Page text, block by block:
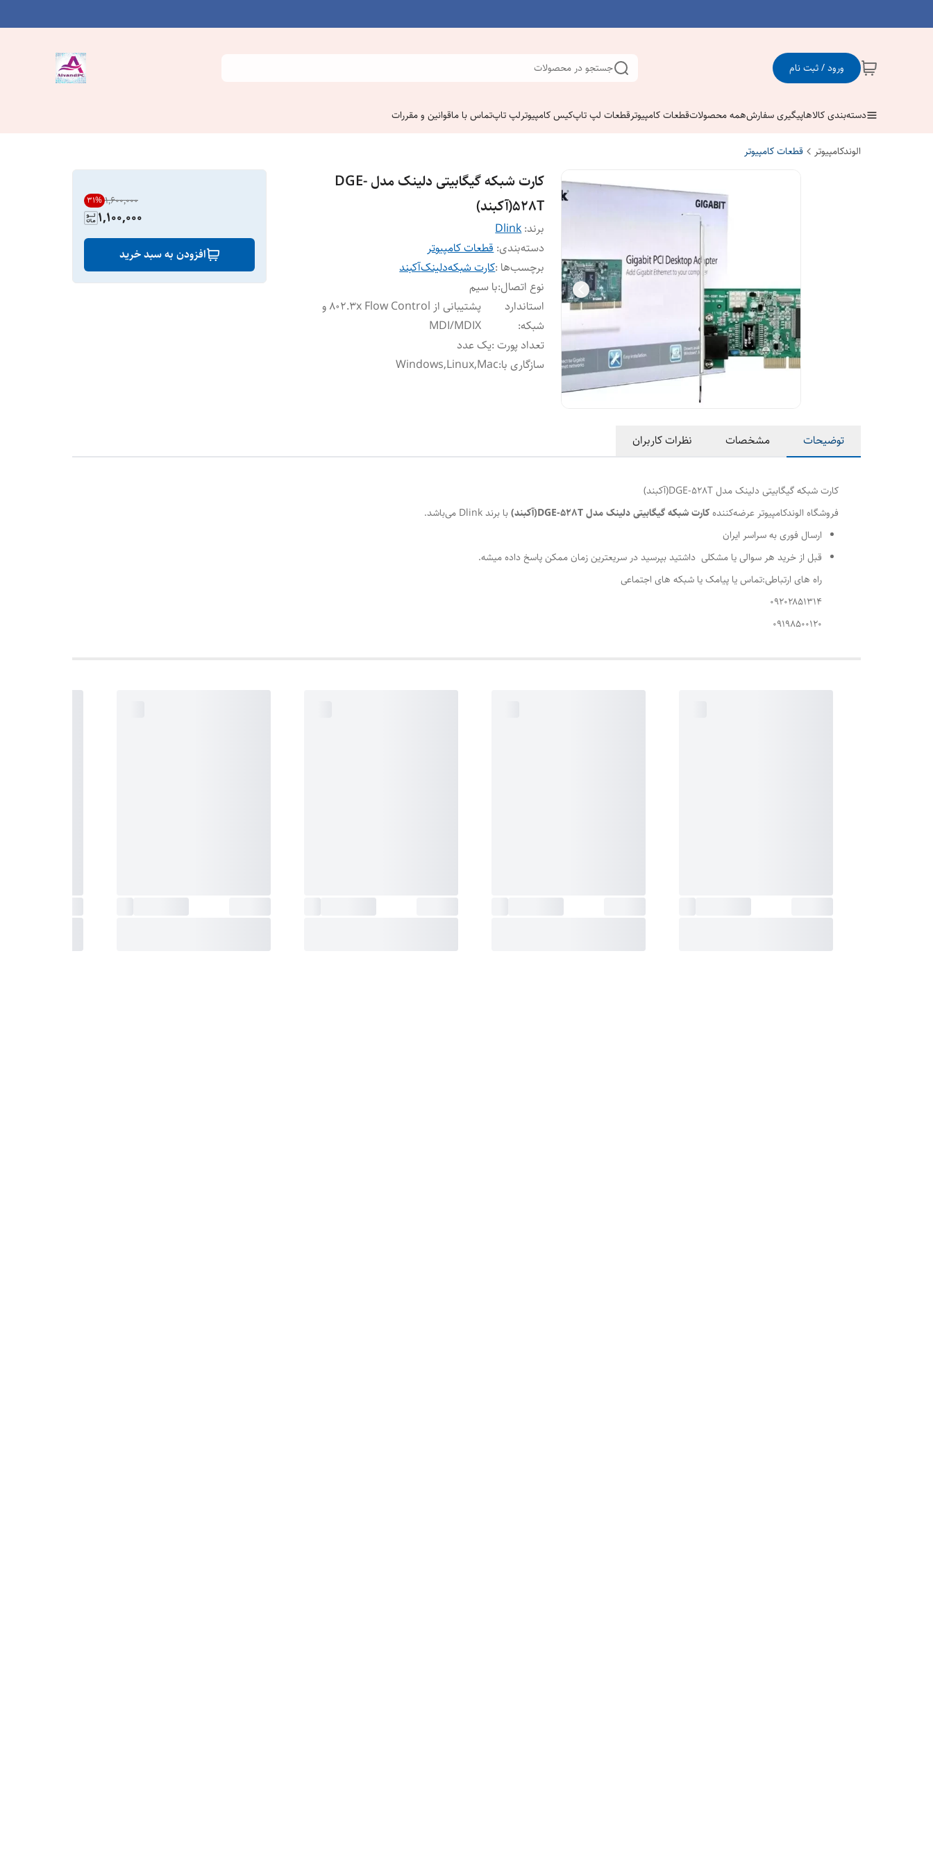
ورود / ثبت نام جستجو در محصولات
دسته‌بندی کالاهاپیگیری سفارشهمه محصولاتقطعات کامپیوترقطعات لپ تاپکیس کامپیوترلپ تاپتماس با ماقوانین و مقررات
الوندکامپیوتر قطعات کامپیوتر
کارت شبکه گیگابیتی دلینک مدل DGE-
528T(آکبند)
برند:Dlink
دسته‌بندی:قطعات کامپیوتر
برچسب‌ها :کارت شبکهدلینکآکبند
نوع اتصال:با سیم
استاندارد
شبکه:
پشتیبانی از 802.3x Flow Control و
MDI/MDIX
تعداد پورت :یک عدد
سازگاری با:
Windows,Linux,Mac
۱٬۶۰۰٬۰۰۰ 31%
1,100,000
افزودن به سبد خرید
توضیحات مشخصات نظرات کاربران
کارت شبکه گیگابیتی دلینک مدل DGE-528T(آکبند)
فروشگاه الوندکامپیوتر عرضه‌کنندهکارت شبکه گیگابیتی دلینک مدل DGE-528T(آکبند)
با برند Dlink می‌باشد.
ارسال فوری به سراسر ایران
قبل از خرید هر سوالی یا مشکلی داشتید بپرسید در سریعترین زمان ممکن پاسخ داده میشه.
راه های ارتباطی:تماس یا پیامک یا شبکه های اجتماعی
۰۹۲۰۲۸۵۱۳۱۴
۰۹۱۹۸۵۰۰۱۲۰